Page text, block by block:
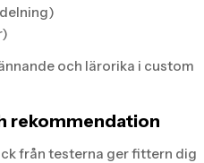
och lärorika i custom
rekommendation
från testerna ger fittern dig